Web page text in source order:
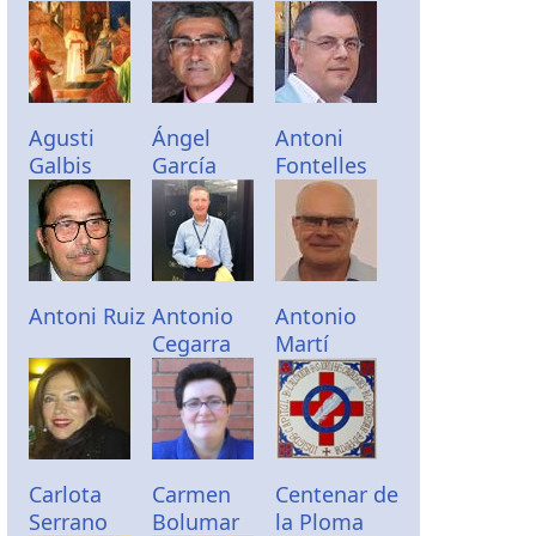
Agusti
Galbis
Ángel
García
Antoni
Fontelles
Antoni Ruiz Antonio
Cegarra
Antonio
Martí
Carlota
Serrano
Carmen
Bolumar
Centenar de
la Ploma